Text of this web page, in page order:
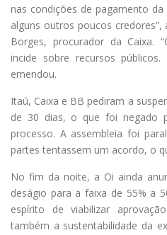
nas condições de pagamento
alguns outros poucos
Borges, procurador da Caixa.
incide sobre recursos
emendou.
Itaú, Caixa e BB pediram a
de 30 dias, o que foi negado
processo. A assembleia foi
partes tentassem um acordo, o
No fim da noite, a Oi ainda
deságio para a faixa de 55% a
espírito de viabilizar
também a sustentabilidade da